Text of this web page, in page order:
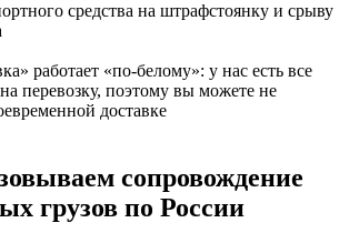
средства на штрафстоянку и срыву
работает «по-белому»: у нас есть все
перевозку, поэтому вы можете не
доставке
сопровождение
грузов по России